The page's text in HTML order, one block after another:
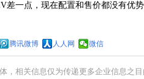
差一点，现在配置和售价都没有优
腾讯微博 人人网 微信
，相关信息仅为传递更多企业信息之